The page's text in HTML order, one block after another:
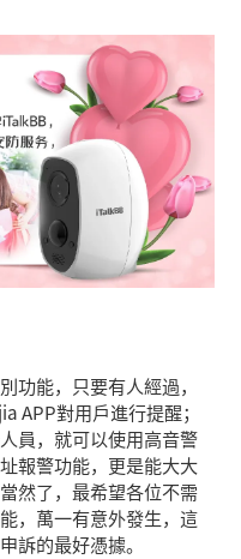
功能，只要有人經過，
APP對用戶進行提醒；
員，就可以使用高音警
報警功能，更是能大大
然了，最希望各位不需
，萬一有意外發生，這
訴的最好憑據。